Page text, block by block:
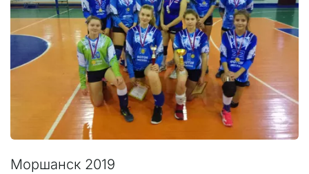
Моршанск 2019